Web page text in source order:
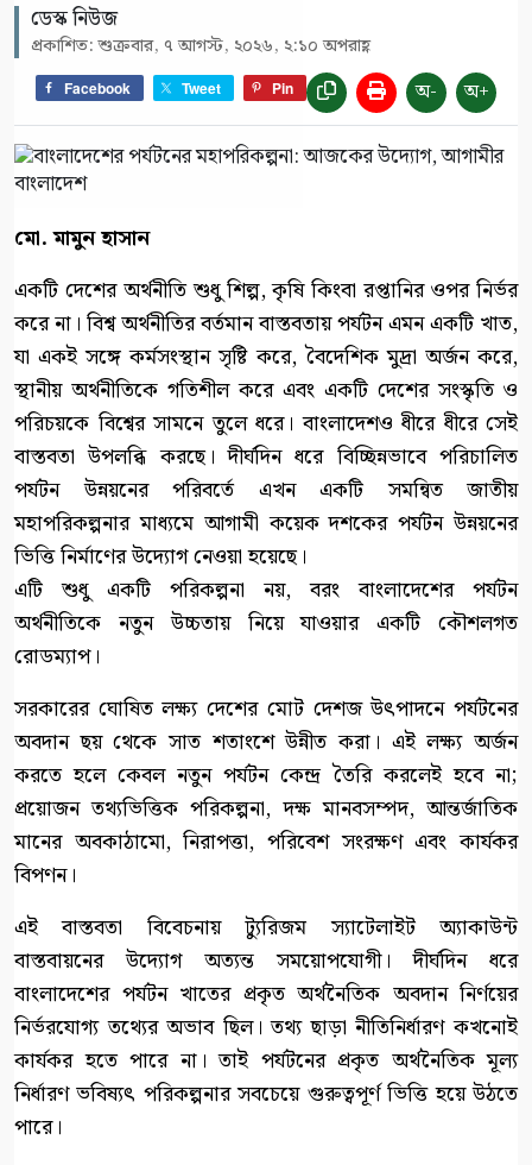
ডেস্ক নিউজ
প্রকাশিত: শুক্রবার, ৭ আগস্ট, ২০২৬, ২:১০ অপরাহ্ণ
Facebook Tweet Pin অ- অ+
মো. মামুন হাসান
একটি দেশের অর্থনীতি শুধু শিল্প, কৃষি কিংবা রপ্তানির ওপর নির্ভর
করে না। বিশ্ব অর্থনীতির বর্তমান বাস্তবতায় পর্যটন এমন একটি খাত,
যা একই সঙ্গে কর্মসংস্থান সৃষ্টি করে, বৈদেশিক মুদ্রা অর্জন করে,
স্থানীয় অর্থনীতিকে গতিশীল করে এবং একটি দেশের সংস্কৃতি ও
পরিচয়কে বিশ্বের সামনে তুলে ধরে। বাংলাদেশও ধীরে ধীরে সেই
বাস্তবতা উপলব্ধি করছে। দীর্ঘদিন ধরে বিচ্ছিন্নভাবে পরিচালিত
পর্যটন উন্নয়নের পরিবর্তে এখন একটি সমন্বিত জাতীয়
মহাপরিকল্পনার মাধ্যমে আগামী কয়েক দশকের পর্যটন উন্নয়নের
ভিত্তি নির্মাণের উদ্যোগ নেওয়া হয়েছে।
এটি শুধু একটি পরিকল্পনা নয়, বরং বাংলাদেশের পর্যটন
অর্থনীতিকে নতুন উচ্চতায় নিয়ে যাওয়ার একটি কৌশলগত
রোডম্যাপ।
সরকারের ঘোষিত লক্ষ্য দেশের মোট দেশজ উৎপাদনে পর্যটনের
অবদান ছয় থেকে সাত শতাংশে উন্নীত করা। এই লক্ষ্য অর্জন
করতে হলে কেবল নতুন পর্যটন কেন্দ্র তৈরি করলেই হবে না;
প্রয়োজন তথ্যভিত্তিক পরিকল্পনা, দক্ষ মানবসম্পদ, আন্তর্জাতিক
মানের অবকাঠামো, নিরাপত্তা, পরিবেশ সংরক্ষণ এবং কার্যকর
বিপণন।
এই বাস্তবতা বিবেচনায় ট্যুরিজম স্যাটেলাইট অ্যাকাউন্ট
বাস্তবায়নের উদ্যোগ অত্যন্ত সময়োপযোগী। দীর্ঘদিন ধরে
বাংলাদেশের পর্যটন খাতের প্রকৃত অর্থনৈতিক অবদান নির্ণয়ের
নির্ভরযোগ্য তথ্যের অভাব ছিল। তথ্য ছাড়া নীতিনির্ধারণ কখনোই
কার্যকর হতে পারে না। তাই পর্যটনের প্রকৃত অর্থনৈতিক মূল্য
নির্ধারণ ভবিষ্যৎ পরিকল্পনার সবচেয়ে গুরুত্বপূর্ণ ভিত্তি হয়ে উঠতে
পারে।